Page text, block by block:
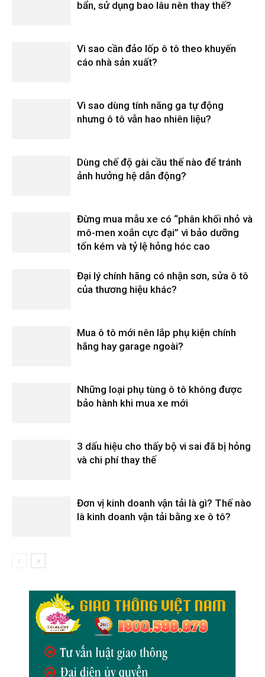
bẩn, sử dụng bao lâu nên thay thế?
Vì sao cần đảo lốp ô tô theo khuyến
cáo nhà sản xuất?
Vì sao dùng tính năng ga tự động
nhưng ô tô vẫn hao nhiên liệu?
Dùng chế độ gài cầu thế nào để tránh
ảnh hưởng hệ dẫn động?
Đừng mua mẫu xe có “phân khối nhỏ và
mô-men xoắn cực đại” vì bảo dưỡng
tốn kém và tỷ lệ hỏng hóc cao
Đại lý chính hãng có nhận sơn, sửa ô tô
của thương hiệu khác?
Mua ô tô mới nên lắp phụ kiện chính
hãng hay garage ngoài?
Những loại phụ tùng ô tô không được
bảo hành khi mua xe mới
3 dấu hiệu cho thấy bộ vi sai đã bị hỏng
và chi phí thay thế
Đơn vị kinh doanh vận tải là gì? Thế nào
là kinh doanh vận tải bằng xe ô tô?